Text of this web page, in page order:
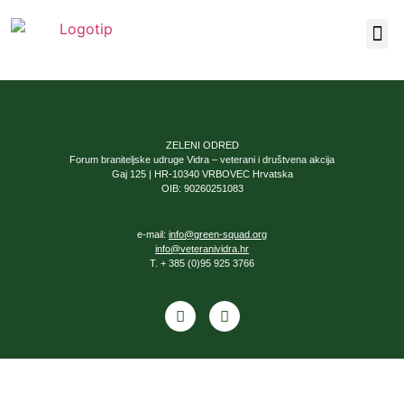
ZELENI ODRED
Forum braniteljske udruge Vidra – veterani i društvena akcija
Gaj 125 | HR-10340 VRBOVEC Hrvatska
OIB: 90260251083
e-mail: info@green-squad.org
info@veteranividra.hr
T. + 385 (0)95 925 3766